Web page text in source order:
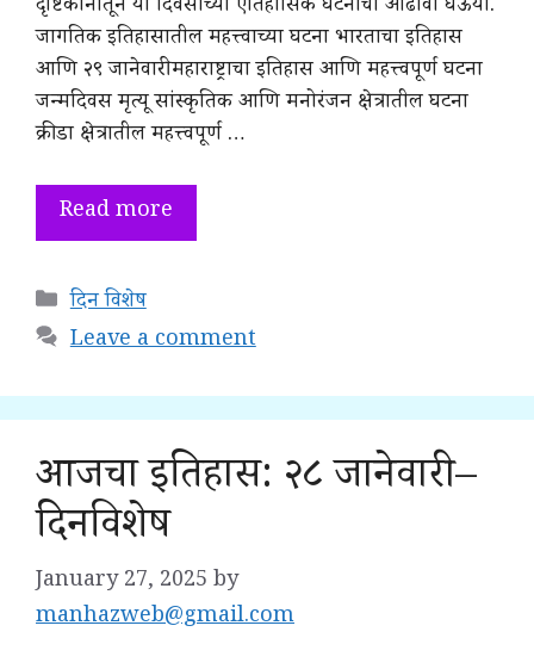
जागतिक इतिहासातील महत्त्वाच्या घटना भारताचा इतिहास
आणि २९ जानेवारी महाराष्ट्राचा इतिहास आणि महत्त्वपूर्ण घटना
जन्मदिवस मृत्यू सांस्कृतिक आणि मनोरंजन क्षेत्रातील घटना
क्रीडा क्षेत्रातील महत्त्वपूर्ण …
Read more
Categories
दिन विशेष
Leave a comment
आजचा इतिहास: २८ जानेवारी –
दिनविशेष
January 27, 2025 by
manhazweb@gmail.com